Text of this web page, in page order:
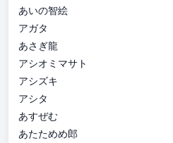
あいの智絵
アガタ
あさぎ龍
アシオミマサト
アシズキ
アシタ
あすぜむ
あたためめ郎